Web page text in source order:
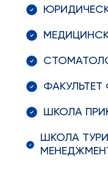
ФАКУЛЬТЕТ
ШКОЛА
ШКОЛА